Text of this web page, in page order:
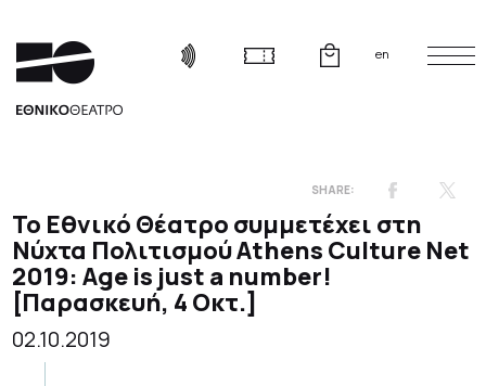
en
Το Εθνικό Θέατρο συμμετέχει στη
Νύχτα Πολιτισμού Athens Culture Net
2019: Age is just a number!
[Παρασκευή, 4 Οκτ.]
02.10.2019